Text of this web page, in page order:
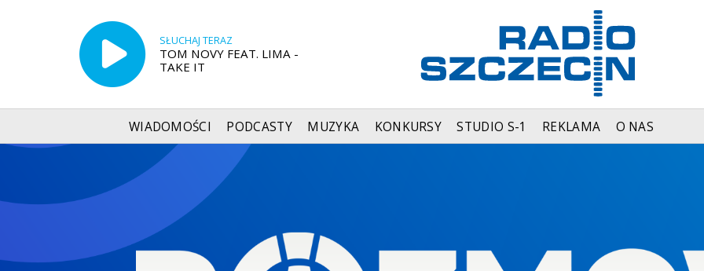
SŁUCHAJ TERAZ
TOM NOVY FEAT. LIMA -
TAKE IT
WIADOMOŚCI PODCASTY MUZYKA KONKURSY STUDIO S-1 REKLAMA O NAS